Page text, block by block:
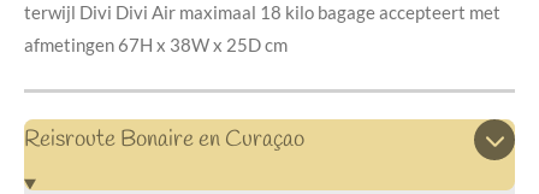
terwijl Divi Divi Air maximaal 18 kilo bagage accepteert met
afmetingen 67H x 38W x 25D cm
Reisroute Bonaire en Curaçao